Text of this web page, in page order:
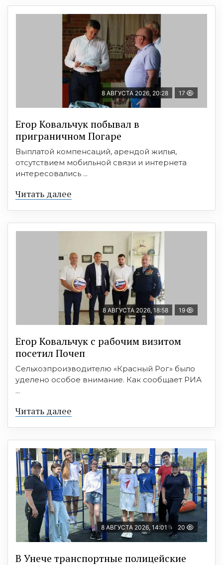
8 АВГУСТА 2026, 20:28 17
Егор Ковальчук побывал в
приграничном Погаре
Выплатой компенсаций, арендой жилья,
отсутствием мобильной связи и интернета
интересовались ...
Читать далее
8 АВГУСТА 2026, 18:58 19
Егор Ковальчук с рабочим визитом
посетил Почеп
Сельхозпроизводителю «Красный Рог» было
уделено особое внимание. Как сообщает РИА
...
Читать далее
8 АВГУСТА 2026, 14:01 20
В Унече транспортные полицейские